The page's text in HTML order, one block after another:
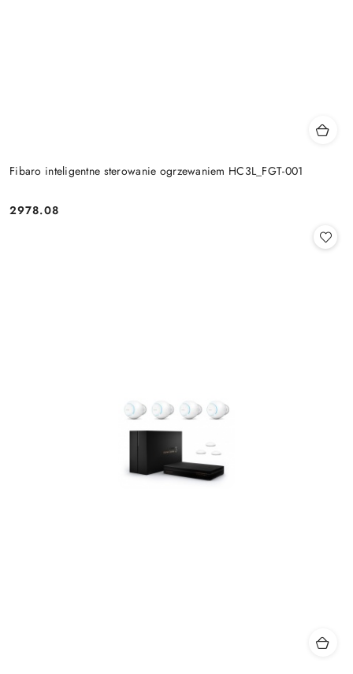
Fibaro inteligentne sterowanie ogrzewaniem HC3L_FGT-001
Cena:
2978.08